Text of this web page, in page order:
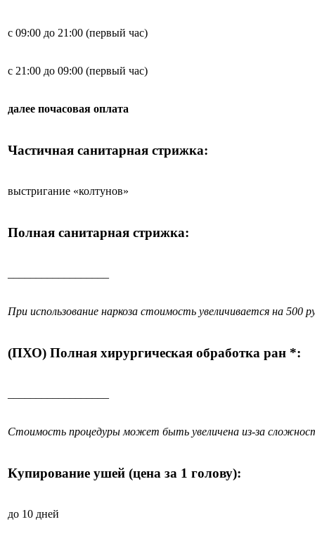
с 09:00 до 21:00 (первый час)
с 21:00 до 09:00 (первый час)
далее почасовая оплата
Частичная санитарная стрижка:
выстригание «колтунов»
Полная санитарная стрижка:
При использование наркоза стоимость увеличивается на 500
(ПХО) Полная хирургическая обработка ран *:
Стоимость процедуры может быть увеличена из-за
Купирование ушей (цена за 1 голову):
до 10 дней